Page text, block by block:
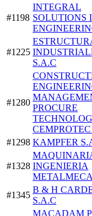
#1198
INTEGRAL
SOLUTIONS
#1225
S.A.C
#1280
PROCURE
#1298 KAMPFER
#1328 INGENIERIA
#1345
B & H
S.A.C
MACADAM